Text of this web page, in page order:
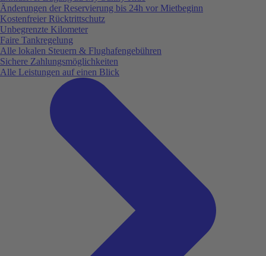
Änderungen der Reservierung bis 24h vor Mietbeginn
Kostenfreier Rücktrittschutz
Unbegrenzte Kilometer
Faire Tankregelung
Alle lokalen Steuern & Flughafengebühren
Sichere Zahlungsmöglichkeiten
Alle Leistungen auf einen Blick